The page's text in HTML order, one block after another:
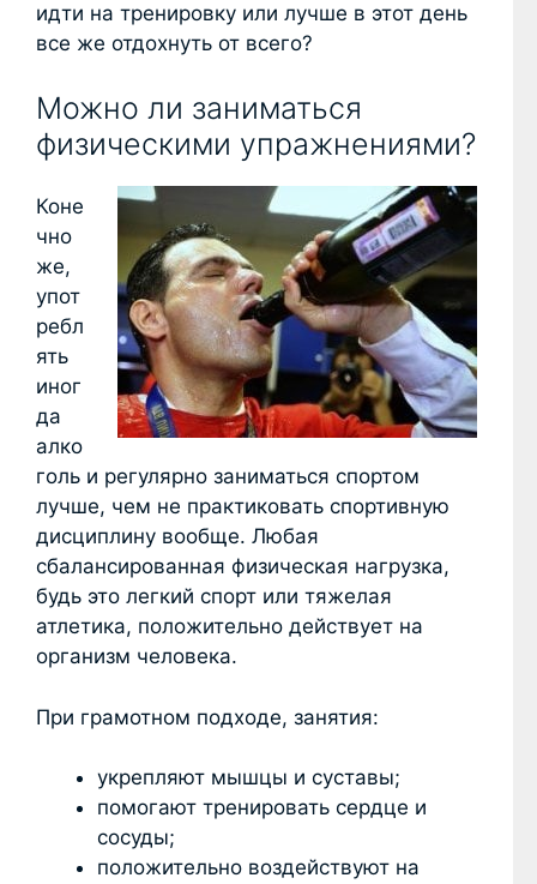
идти на тренировку или лучше в этот день
все же отдохнуть от всего?
Можно ли заниматься
физическими упражнениями?
Коне
чно
же,
упот
ребл
ять
иног
да
алко
голь и регулярно заниматься спортом
лучше, чем не практиковать спортивную
дисциплину вообще. Любая
сбалансированная физическая нагрузка,
будь это легкий спорт или тяжелая
атлетика, положительно действует на
организм человека.
При грамотном подходе, занятия:
укрепляют мышцы и суставы;
помогают тренировать сердце и
сосуды;
положительно воздействуют на